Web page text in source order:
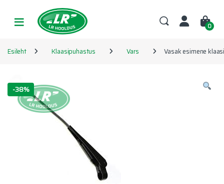
Skip to navigation
Skip to content
0
Esileht Klaasipuhastus Vars Vasak esimene
-38%